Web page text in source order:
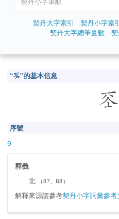
契丹大字索引 契丹小字索
契丹大字總筆畫數
“”的基本信息

序號
9
釋義
北
（87、88）
解釋來源請參考契丹小字詞彙參考